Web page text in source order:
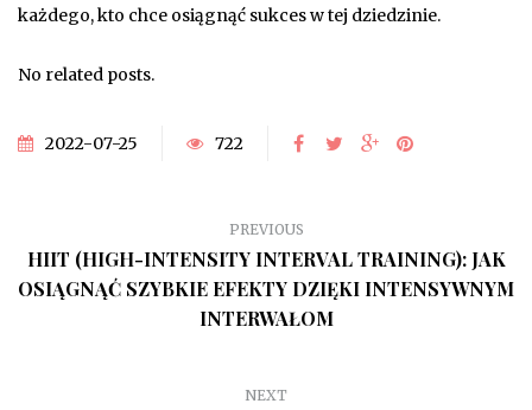
każdego, kto chce osiągnąć sukces w tej dziedzinie.
No related posts.
2022-07-25 722
PREVIOUS
HIIT (HIGH-INTENSITY INTERVAL TRAINING): JAK
OSIĄGNĄĆ SZYBKIE EFEKTY DZIĘKI INTENSYWNYM
INTERWAŁOM
NEXT